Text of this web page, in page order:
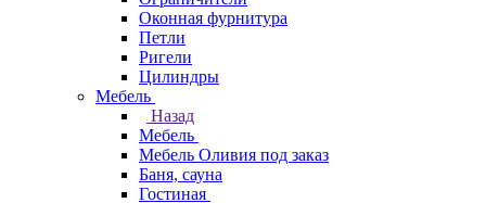
Оконная фурнитура
Петли
Ригели
Цилиндры
Мебель
Назад
Мебель
Мебель Оливия под заказ
Баня, сауна
Гостиная